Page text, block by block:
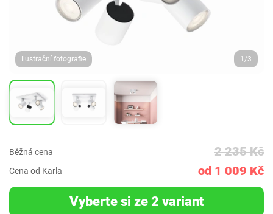
Ilustrační fotografie 1/3
Běžná cena 2 235 Kč
Cena od Karla od 1 009 Kč
Vyberte si ze 2 variant